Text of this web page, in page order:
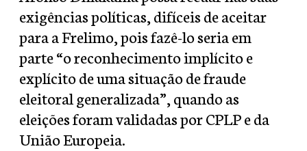
exigências políticas, difíceis de aceitar
para a Frelimo, pois fazê-lo seria em
parte “o reconhecimento implícito e
explícito de uma situação de fraude
eleitoral generalizada”, quando as
eleições foram validadas por CPLP e da
União Europeia.